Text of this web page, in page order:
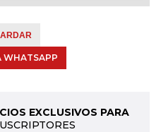
WHATSAPP
EXCLUSIVOS PARA